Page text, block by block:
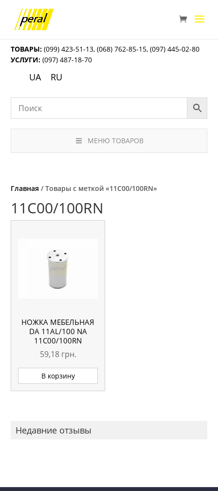
ТОВАРЫ: (099) 423-51-13,(068) 762-85-15,(097) 445-02-80
УСЛУГИ: (097) 487-18-70
UA RU
МЕНЮ ТОВАРОВ
Главная / Товары с меткой «11С00/100RN»
11С00/100RN
НОЖКА МЕБЕЛЬНАЯ
DA 11AL/100 NA
11С00/100RN
59,18 грн.
В корзину
Недавние отзывы